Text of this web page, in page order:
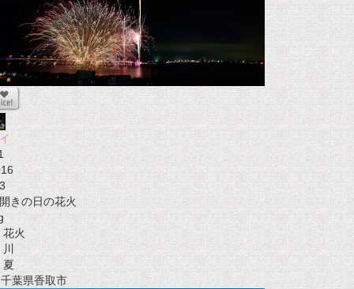
3
きの日の花火
花火
川
夏
葉県香取市